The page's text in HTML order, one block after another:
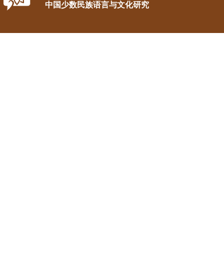
中国少数民族语言与文化研究